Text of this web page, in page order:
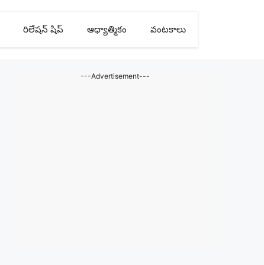
రిలేషన్ షిప్ ఆధ్యాత్మికం వంటకాలు
---Advertisement---